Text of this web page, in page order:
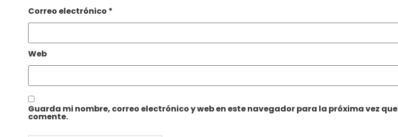
Correo electrónico *
Web
Guarda mi nombre, correo electrónico y web en este navegador para la próxima vez que
comente.